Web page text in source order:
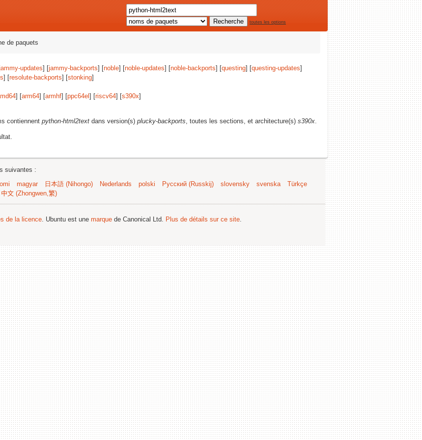
toutes les options
de paquets
updates] [jammy-backports] [noble] [noble-updates] [noble-backports] [questing] [questing-updates]
] [resolute-backports] [stonking]
] [arm64] [armhf] [ppc64el ] [riscv64] [s390x]
contiennent python-html2text dans version(s) plucky-backports, toutes les sections, et architecture(s) s390x.
suivantes :
magyar 日本語 (Nihongo) Nederlands polski Русский (Russkij) slovensky svenska
Türkçe
中文 (Zhongwen,繁)
de la licence. Ubuntu est une marque de Canonical Ltd. Plus de détails sur ce site.